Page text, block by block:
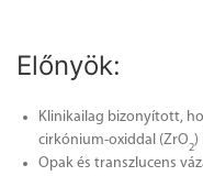
Előnyök:
Klinikailag bizonyított,
cirkónium-oxiddal (ZrO2)
Opak és transzlucens